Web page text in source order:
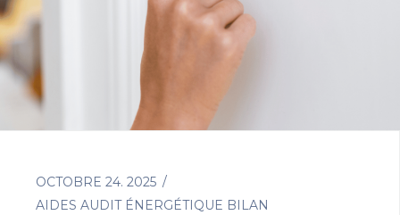
OCTOBRE 24. 2025
AIDES AUDIT ÉNERGÉTIQUE BILAN